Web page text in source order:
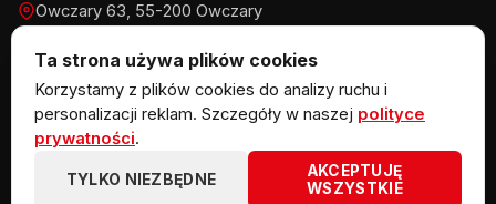
Ta strona używa plików cookies
Korzystamy z plików cookies do analizy ruchu i
personalizacji reklam. Szczegóły w naszej polityce
prywatności.
TYLKO NIEZBĘDNE
AKCEPTUJĘ
WSZYSTKIE
Owczary 63, 55-200 Owczary
Pn-Pt 8-16, Sb 8-13:30
© 2026 KOW MET Marlena Kowalska · NIP 5291746970 ·
REGON 383867720 · Owczary 63, 55-200 Owczary